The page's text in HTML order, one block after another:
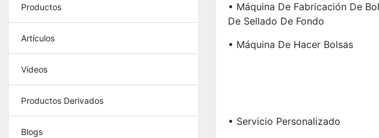
Productos
Artículos
Videos
Productos Derivados
Blogs
• Máquina De Fabricación De
De Sellado De Fondo
• Máquina De Hacer Bolsas
• Servicio Personalizado